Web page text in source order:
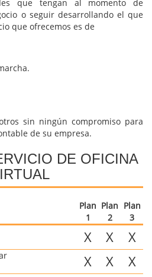
que tengan al momento de
o seguir desarrollando el que
que ofrecemos es de
sin ningún compromiso para
de su empresa.
DE OFICINA
Plan
1
Plan
2
Plan
3
X X X
X X X